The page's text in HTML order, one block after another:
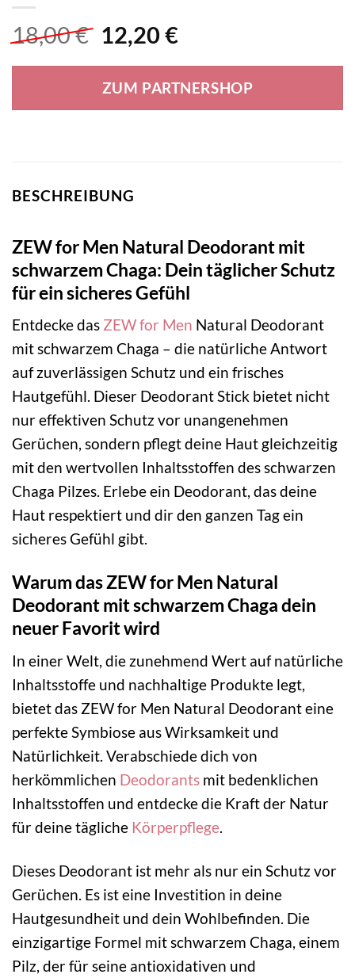
18,00€ Ursprünglicher
war:
18,00 €
12,20 €Aktueller
ist:
12,20 €.
ZUM PARTNERSHOP
BESCHREIBUNG
ZEW for Men Natural Deodorant mit
schwarzem Chaga: Dein täglicher Schutz
für ein sicheres Gefühl
Entdecke das ZEW for Men Natural Deodorant
mit schwarzem Chaga – die natürliche Antwort
auf zuverlässigen Schutz und ein frisches
Hautgefühl. Dieser Deodorant Stick bietet nicht
nur effektiven Schutz vor unangenehmen
Gerüchen, sondern pflegt deine Haut gleichzeitig
mit den wertvollen Inhaltsstoffen des schwarzen
Chaga Pilzes. Erlebe ein Deodorant, das deine
Haut respektiert und dir den ganzen Tag ein
sicheres Gefühl gibt.
Warum das ZEW for Men Natural
Deodorant mit schwarzem Chaga dein
neuer Favorit wird
In einer Welt, die zunehmend Wert auf natürliche
Inhaltsstoffe und nachhaltige Produkte legt,
bietet das ZEW for Men Natural Deodorant eine
perfekte Symbiose aus Wirksamkeit und
Natürlichkeit. Verabschiede dich von
herkömmlichen Deodorants mit bedenklichen
Inhaltsstoffen und entdecke die Kraft der Natur
für deine tägliche Körperpflege
Dieses Deodorant ist mehr als nur ein Schutz vor
Gerüchen. Es ist eine Investition in deine
Hautgesundheit und dein Wohlbefinden. Die
einzigartige Formel mit schwarzem Chaga, einem
Pilz, der für seine antioxidativen und